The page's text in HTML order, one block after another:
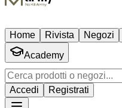
Home Rivista Negozi
Academy
Accedi
Registrati